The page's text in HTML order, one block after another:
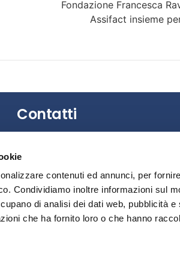
contenuti ed annunci, per
Condividiamo inoltre informazioni sul
di analisi dei dati web, pubblicità
che ha fornito loro o che hanno
Fondazione Francesca
Assifact insieme
Contatti
pubblico.
È possibile richiedere un
contattando la Segreteria.
Privacy